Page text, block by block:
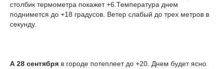
столбик термометра покажет +6.Температура днем
поднимется до +18 градусов. Ветер слабый до трех метров в
секунду.
А 28 сентября в городе потеплеет до +20. Днем будет ясно